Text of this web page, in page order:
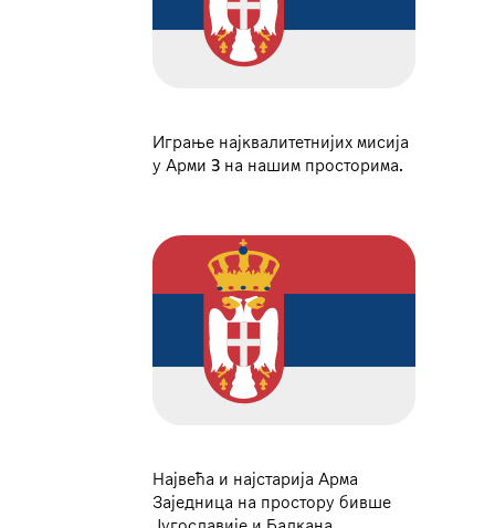
Играње најквалитетнијих мисија
у Арми 3 на нашим просторима.
Највећа и најстарија Арма
Заједница на простору бивше